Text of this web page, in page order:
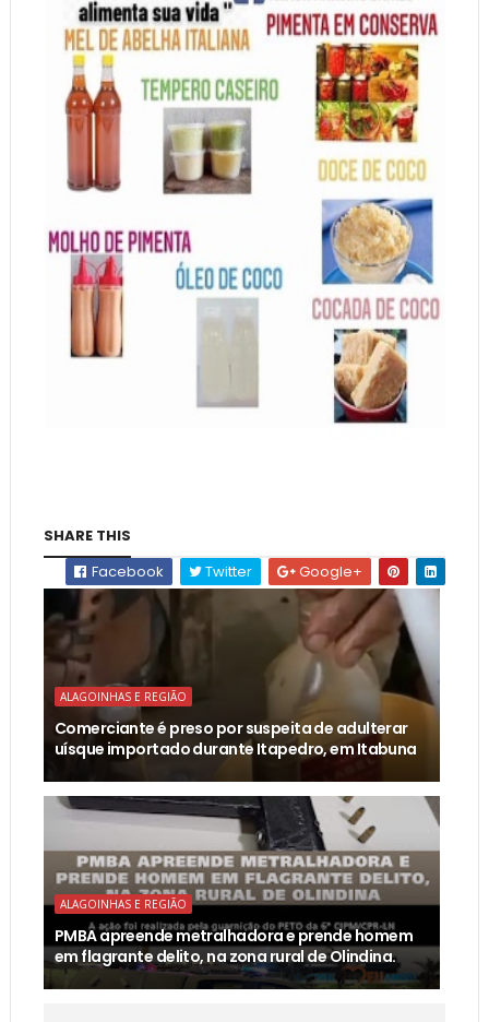
SHARE THIS
Facebook
Twitter Google+
ALAGOINHAS E REGIÃO
Comerciante é preso por suspeita de adulterar
uísque importado durante Itapedro, em Itabuna
ALAGOINHAS E REGIÃO
PMBA apreende metralhadora e prende homem
em flagrante delito, na zona rural de Olindina.